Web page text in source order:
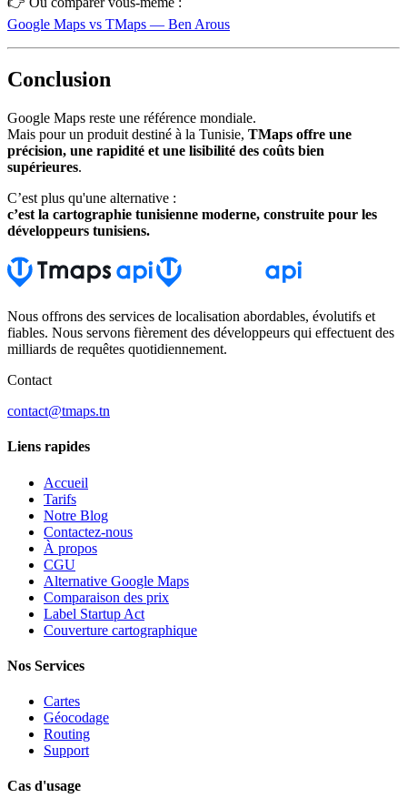
Google Maps vs TMaps — Ben Arous
Conclusion
Google Maps reste une référence mondiale.
Mais pour un produit destiné à la Tunisie, TMaps offre une
précision, une rapidité et une lisibilité des coûts bien
supérieures.
C’est plus qu'une alternative :
c’est la cartographie tunisienne moderne, construite pour les
développeurs tunisiens.
Nous offrons des services de localisation abordables, évolutifs et
fiables. Nous servons fièrement des développeurs qui effectuent des
milliards de requêtes quotidiennement.
Contact
contact@tmaps.tn
Liens rapides
Accueil
Tarifs
Notre Blog
Contactez-nous
À propos
CGU
Alternative Google Maps
Comparaison des prix
Label Startup Act
Couverture cartographique
Nos Services
Cartes
Géocodage
Routing
Support
Cas d'usage